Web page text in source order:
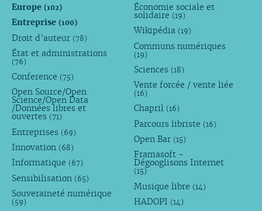
Europe (102)
Entreprise (100)
Droit d’auteur (78)
État et administrations
(76)
Conference (75)
Open Source/Open
Science/Open Data
/Données libres et
ouvertes (71)
Entreprises (69)
Innovation (68)
Informatique (67)
Sensibilisation (65)
Souveraineté numérique
(59)
Économie sociale et
solidaire (19)
Wikipédia (19)
Communs numériques
(19)
Sciences (18)
Vente forcée / vente liée
(16)
Chapril (16)
Parcours libriste (16)
Open Bar (15)
Framasoft -
Dégooglisons Internet
(15)
Musique libre (14)
HADOPI (14)